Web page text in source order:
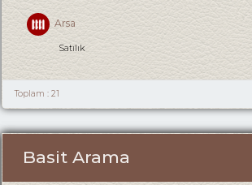
Arsa
Satılık
Toplam : 21
Basit Arama